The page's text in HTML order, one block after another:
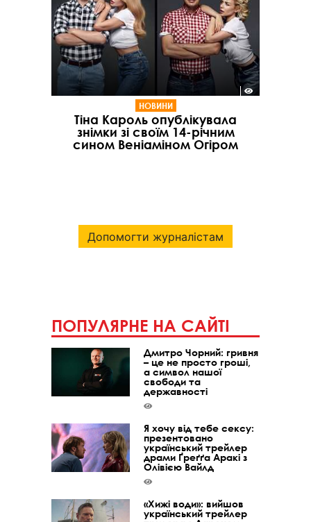
НОВИНИ
Тіна Кароль опублікувала
знімки зі своїм 14-річним
сином Веніаміном Огіром
Допомогти журналістам
ПОПУЛЯРНЕ НА САЙТІ
Дмитро Чорний: гривня
– це не просто гроші,
а символ нашої
свободи та
державності
Я хочу від тебе сексу:
презентовано
український трейлер
драми Ґреґґа Аракі з
Олівією Вайлд
«Хижі води»: вийшов
український трейлер